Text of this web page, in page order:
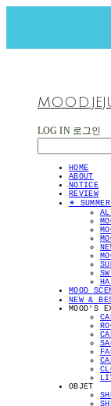
LOG IN 로그인
HOME
ABOUT
NOTICE
REVIEW
✴︎
MOOD
NEW &
MOOD'S
OBJET